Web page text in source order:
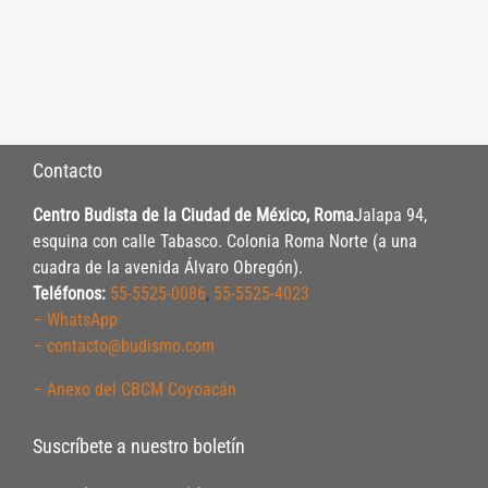
Contacto
Centro Budista de la Ciudad de México, RomaJalapa 94,
esquina con calle Tabasco. Colonia Roma Norte (a una
cuadra de la avenida Álvaro Obregón).
Teléfonos: 55-5525-0086, 55-5525-4023
– WhatsApp
– contacto@budismo.com
– Anexo del CBCM Coyoacán
Suscríbete a nuestro boletín